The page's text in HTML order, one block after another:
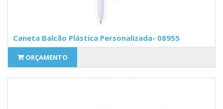
Caneta Balcão Plástica Personalizada- 08955
ORÇAMENTO